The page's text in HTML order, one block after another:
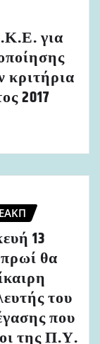
για
2017
13
θα
του
που
της Π.Υ.